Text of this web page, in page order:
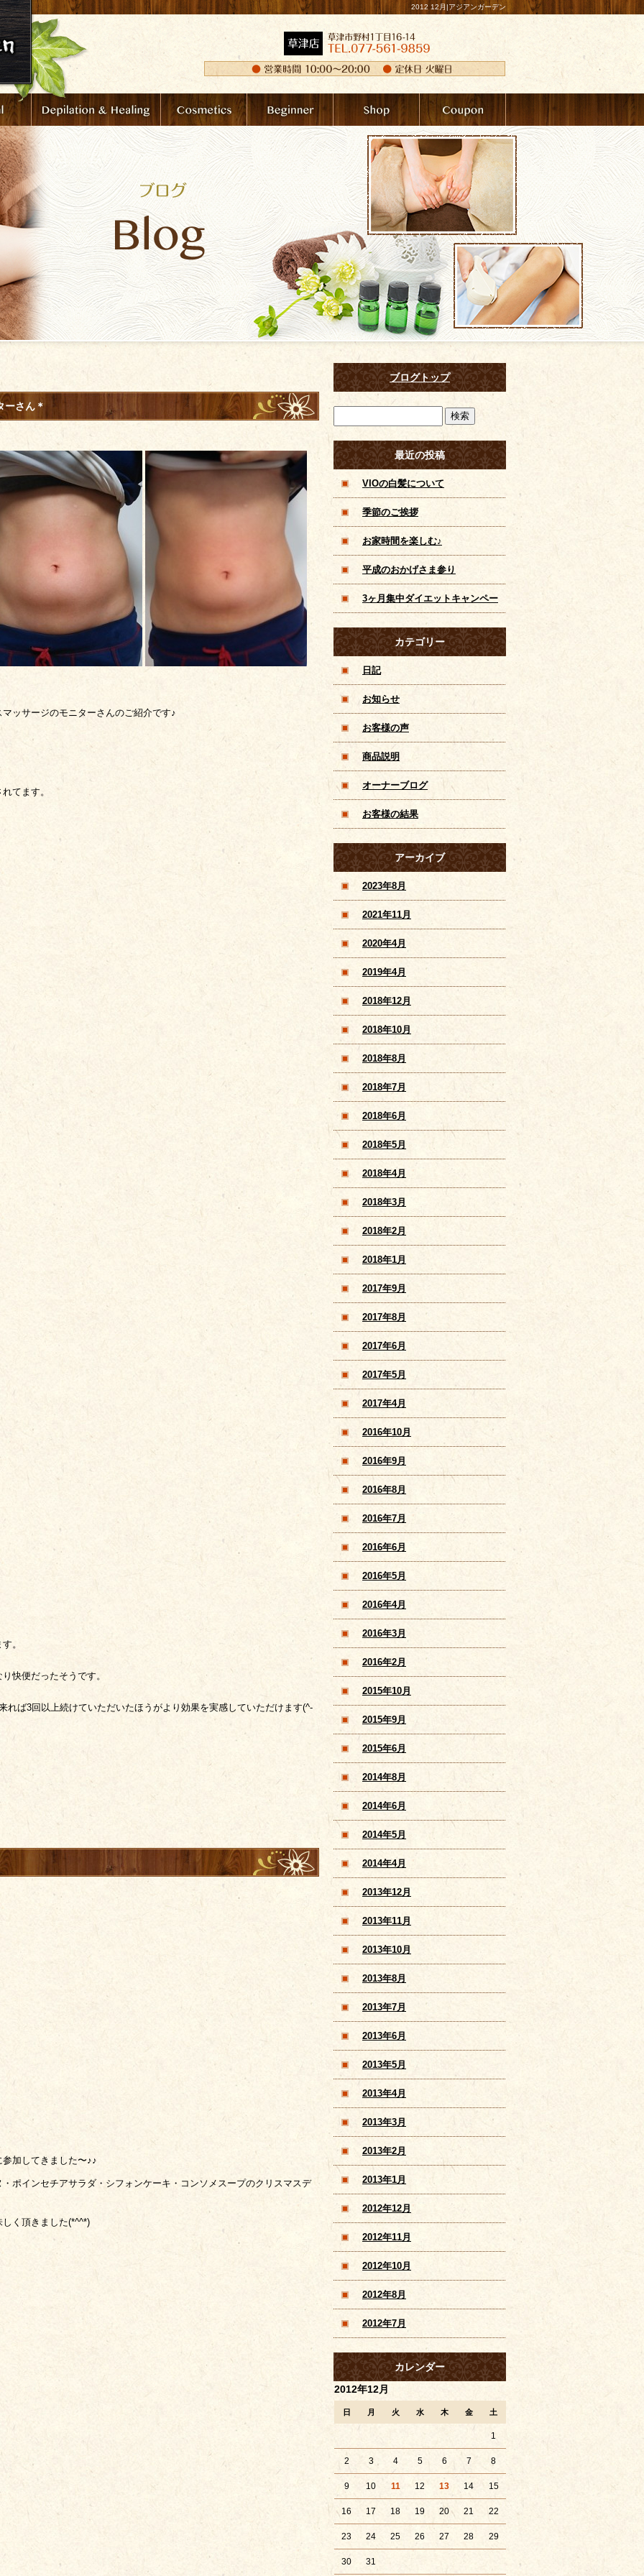
2012 12月|アジアンガーデン
ーさん＊
ッサージのモニターさんのご紹介です♪
てます。
。
快便だったそうです。
れば3回以上続けていただいたほうがより効果を実感していただけます(^-
加してきました〜♪♪
ポインセチアサラダ・シフォンケーキ・コンソメスープのクリスマスデ
く頂きました(*^^*)
ブログトップ
最近の投稿
VIOの白髪について
季節のご挨拶
お家時間を楽しむ♪
平成のおかげさま参り
3ヶ月集中ダイエットキャンペー
ン！滋賀 草津 痩身 脱毛 美 顔 メ
ンズコースあり
カテゴリー
日記
お知らせ
お客様の声
商品説明
オーナーブログ
お客様の結果
アーカイブ
2023年8月
2021年11月
2020年4月
2019年4月
2018年12月
2018年10月
2018年8月
2018年7月
2018年6月
2018年5月
2018年4月
2018年3月
2018年2月
2018年1月
2017年9月
2017年8月
2017年6月
2017年5月
2017年4月
2016年10月
2016年9月
2016年8月
2016年7月
2016年6月
2016年5月
2016年4月
2016年3月
2016年2月
2015年10月
2015年9月
2015年6月
2014年8月
2014年6月
2014年5月
2014年4月
2013年12月
2013年11月
2013年10月
2013年8月
2013年7月
2013年6月
2013年5月
2013年4月
2013年3月
2013年2月
2013年1月
2012年12月
2012年11月
2012年10月
2012年8月
2012年7月
カレンダー
2012年12月
日 月 火 水 木 金 土
1
2 3 4 5 6 7 8
9 10 11 12 13 14 15
16 17 18 19 20 21 22
23 24 25 26 27 28 29
30 31